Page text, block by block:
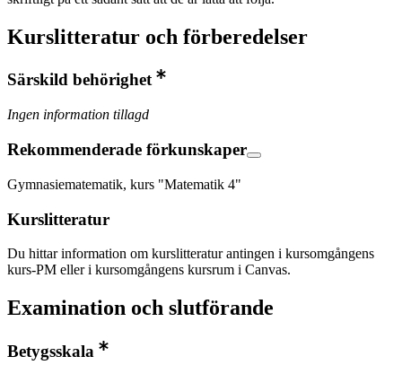
Kurslitteratur och förberedelser
Särskild behörighet
Ingen information tillagd
Rekommenderade förkunskaper
Gymnasiematematik, kurs "Matematik 4"
Kurslitteratur
Du hittar information om kurslitteratur antingen i kursomgångens
kurs-PM eller i kursomgångens kursrum i Canvas.
Examination och slutförande
Betygsskala